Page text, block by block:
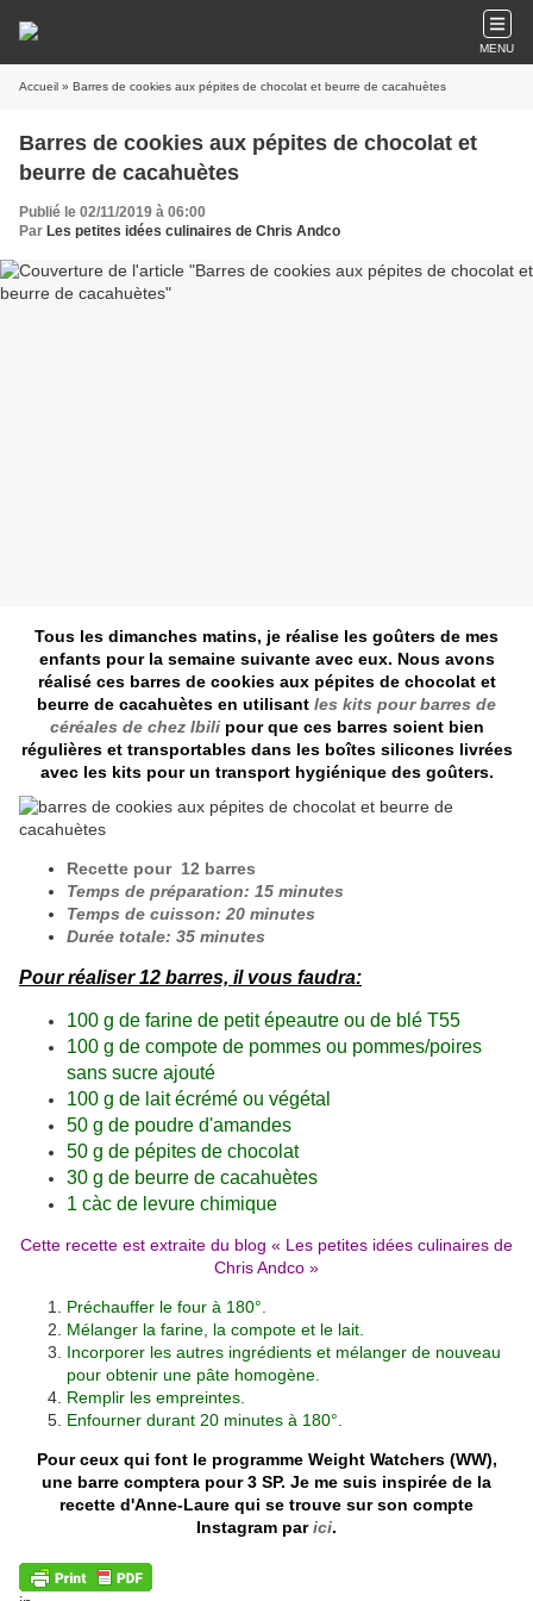
MENU
Accueil » Barres de cookies aux pépites de chocolat et beurre de cacahuètes
Barres de cookies aux pépites de chocolat et
beurre de cacahuètes
Publié le 02/11/2019 à 06:00
Par Les petites idées culinaires de Chris Andco
Tous les dimanches matins, je réalise les goûters de mes
enfants pour la semaine suivante avec eux. Nous avons
réalisé ces barres de cookies aux pépites de chocolat et
beurre de cacahuètes en utilisant les kits pour barres de
céréales de chez Ibili pour que ces barres soient bien
régulières et transportables dans les boîtes silicones livrées
avec les kits pour un transport hygiénique des goûters.
Recette pour 12 barres
Temps de préparation: 15 minutes
Temps de cuisson: 20 minutes
Durée totale: 35 minutes
Pour réaliser 12 barres, il vous faudra:
100 g de farine de petit épeautre ou de blé T55
100 g de compote de pommes ou pommes/poires
sans sucre ajouté
100 g de lait écrémé ou végétal
50 g de poudre d'amandes
50 g de pépites de chocolat
30 g de beurre de cacahuètes
1 càc de levure chimique
Cette recette est extraite du blog « Les petites idées culinaires de
Chris Andco »
Préchauffer le four à 180°.
Mélanger la farine, la compote et le lait.
Incorporer les autres ingrédients et mélanger de nouveau
pour obtenir une pâte homogène.
Remplir les empreintes.
Enfourner durant 20 minutes à 180°.
Pour ceux qui font le programme Weight Watchers (WW),
une barre comptera pour 3 SP. Je me suis inspirée de la
recette d'Anne-Laure qui se trouve sur son compte
Instagram parici.